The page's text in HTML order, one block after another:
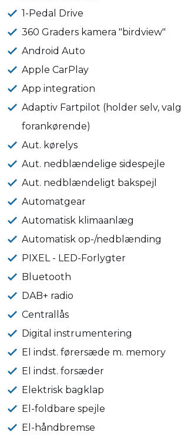
1-Pedal Drive
360 Graders kamera "birdview"
Android Auto
Apple CarPlay
App integration
Adaptiv Fartpilot (holder selv,
forankørende)
Aut. kørelys
Aut. nedblændelige sidespejle
Aut. nedblændeligt bakspejl
Automatgear
Automatisk klimaanlæg
Automatisk op-/nedblænding
PIXEL - LED-Forlygter
Bluetooth
DAB+ radio
Centrallås
Digital instrumentering
El indst. førersæde m. memory
El indst. forsæder
Elektrisk bagklap
El-foldbare spejle
El-håndbremse